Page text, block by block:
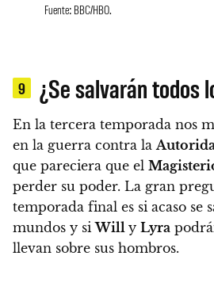
Fuente: BBC/HBO.
9 ¿Se salvarán todos
En la tercera temporada nos
en la guerra contra la
que pareciera que el
perder su poder. La gran
temporada final es si acaso se
mundos y siWill y Lyra
llevan sobre sus hombros.